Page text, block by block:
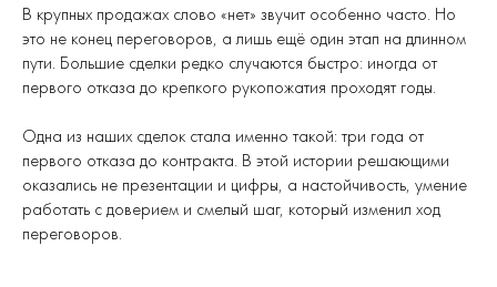
В крупных продажах слово «нет» звучит особенно часто. Но
это не конец переговоров, а лишь ещё один этап на длинном
пути. Большие сделки редко случаются быстро: иногда от
первого отказа до крепкого рукопожатия проходят годы.
Одна из наших сделок стала именно такой: три года от
первого отказа до контракта. В этой истории решающими
оказались не презентации и цифры, а настойчивость, умение
работать с доверием и смелый шаг, который изменил ход
переговоров.